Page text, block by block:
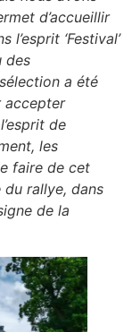
d’accueillir
‘Festival’
des
a été
accepter
de
les
faire de cet
du rallye, dans
de la